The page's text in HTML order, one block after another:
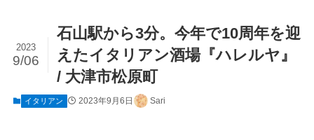
石山駅から3分。今年で10周年を迎
えたイタリアン酒場『ハレルヤ』
/ 大津市松原町
2023
9/06
イタリアン 2023年9月6日 Sari